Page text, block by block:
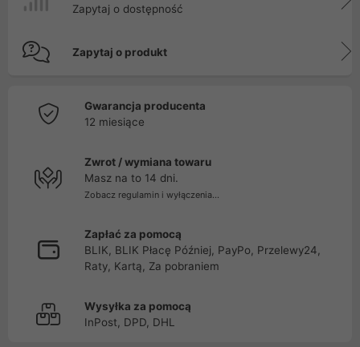
Zapytaj o dostępność
Zapytaj o produkt
Gwarancja producenta
12 miesiące
Zwrot / wymiana towaru
Masz na to 14 dni.
Zobacz regulamin i wyłączenia...
Zapłać za pomocą
BLIK, BLIK Płacę Później, PayPo, Przelewy24,
Raty, Kartą, Za pobraniem
Wysyłka za pomocą
InPost, DPD, DHL